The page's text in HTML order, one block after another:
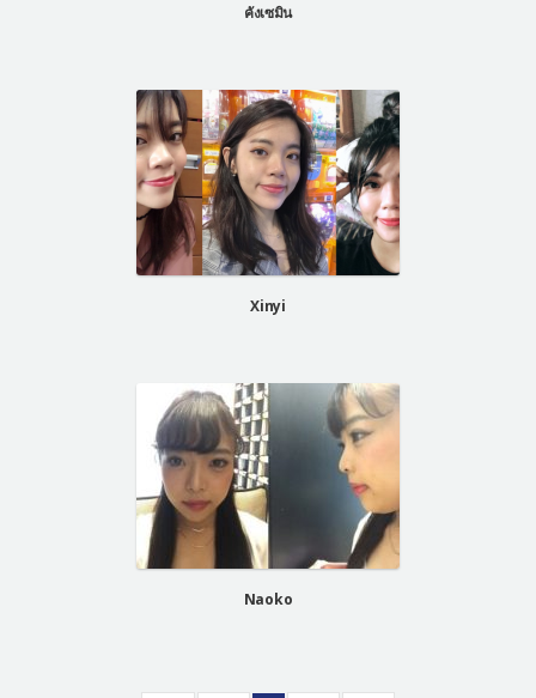
คังเซมิน
Xinyi
Naoko